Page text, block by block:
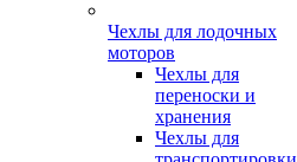
Чехлы для лодочных
моторов
Чехлы для
переноски и
хранения
Чехлы для